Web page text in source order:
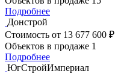
Подробнее
Донстрой
Стоимость от 13 677 600 ₽
Объектов в продаже 1
Подробнее
ЮгСтройИмпериал